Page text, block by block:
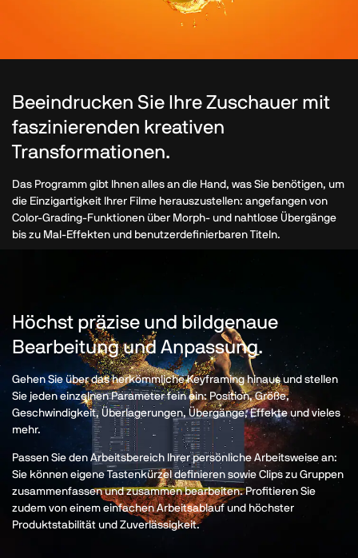
Beeindrucken Sie Ihre Zuschauer mit
faszinierenden kreativen
Transformationen.
Das Programm gibt Ihnen alles an die Hand, was Sie benötigen, um
die Einzigartigkeit Ihrer Filme herauszustellen: angefangen von
Color-Grading-Funktionen über Morph- und nahtlose Übergänge
bis zu Mal-Effekten und benutzerdefinierbaren Titeln.
Höchst präzise und bildgenaue
Bearbeitung und Anpassung.
Gehen Sie über das herkömmliche Keyframing hinaus und stellen
Sie jeden einzelnen Parameter fein ein: Position, Größe,
Geschwindigkeit, Überlagerungen, Übergänge, Effekte und vieles
mehr.
Passen Sie den Arbeitsbereich Ihrer persönliche Arbeitsweise an:
Sie können eigene Tastenkürzel definieren sowie Clips zu Gruppen
zusammenfassen und zusammen bearbeiten. Profitieren Sie
zudem von einem einfachen Arbeitsablauf und höchster
Produktstabilität und Zuverlässigkeit.